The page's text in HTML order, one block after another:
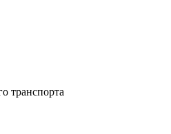
транспорта